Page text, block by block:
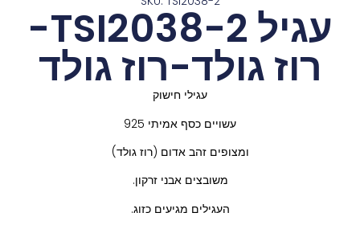
עגיל TSI2038-2-
רוז גולד-רוז גולד
עגילי חישוק
עשויים כסף אמיתי 925
ומצופים זהב אדום (רוז גולד)
משובצים אבני זרקון.
העגילים מגיעים כזוג.